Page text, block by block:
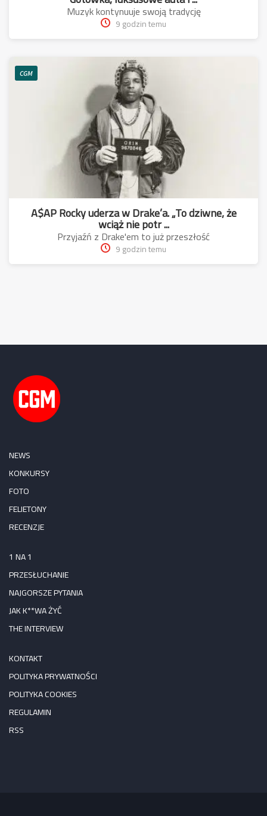
Muzyk kontynuuje swoją tradycję
9 godzin temu
CGM
A$AP Rocky uderza w Drake’a. „To dziwne, że
wciąż nie potr ...
Przyjaźń z Drake'em to już przeszłość
9 godzin temu
NEWS
KONKURSY
FOTO
FELIETONY
RECENZJE
1 NA 1
PRZESŁUCHANIE
NAJGORSZE PYTANIA
JAK K**WA ŻYĆ
THE INTERVIEW
KONTAKT
POLITYKA PRYWATNOŚCI
POLITYKA COOKIES
REGULAMIN
RSS